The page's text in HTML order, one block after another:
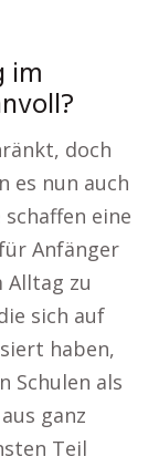
im
doch
es nun auch
eine
Anfänger
Alltag zu
sich auf
haben,
Schulen als
ganz
Teil